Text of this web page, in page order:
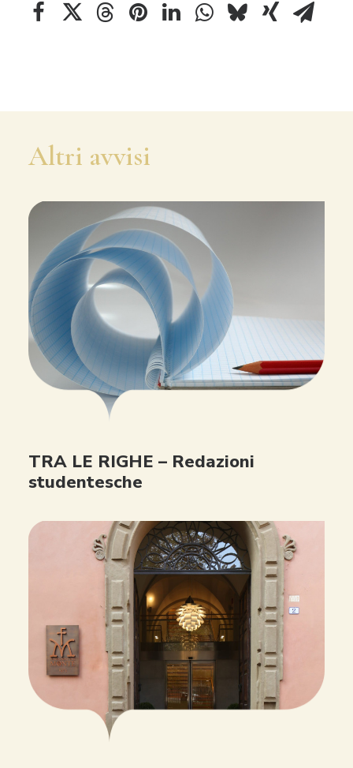
Altri avvisi
TRA LE RIGHE – Redazioni
studentesche